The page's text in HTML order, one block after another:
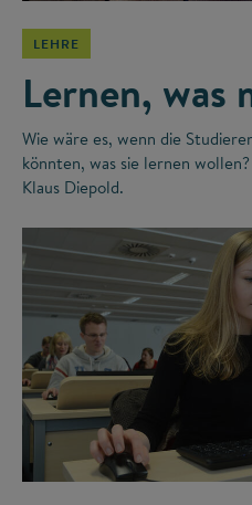
LEHRE
Lernen, was
Wie wäre es, wenn die
könnten, was sie lernen
Klaus Diepold.